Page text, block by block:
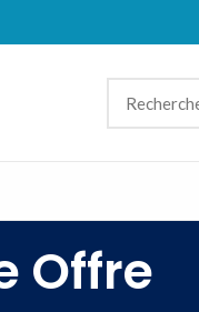
Offre